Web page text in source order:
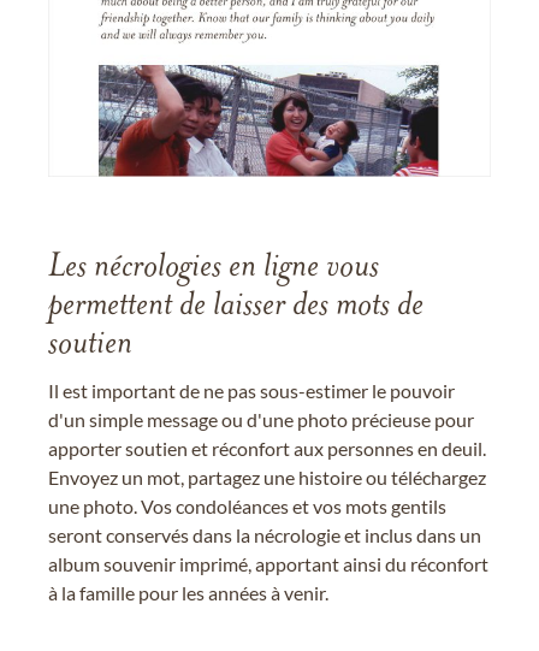
Les nécrologies en ligne vous
permettent de laisser des mots de
soutien
Il est important de ne pas sous-estimer le pouvoir
d'un simple message ou d'une photo précieuse pour
apporter soutien et réconfort aux personnes en deuil.
Envoyez un mot, partagez une histoire ou téléchargez
une photo. Vos condoléances et vos mots gentils
seront conservés dans la nécrologie et inclus dans un
album souvenir imprimé, apportant ainsi du réconfort
à la famille pour les années à venir.